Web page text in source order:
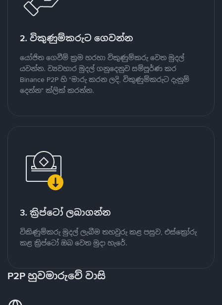
2. විකුණුම්කරුට ගෙවන්න
යෝජිත ගෙවීම් ක්‍රම හරහා විකුණුම්කරු වෙත මුදල්
යවන්න. ව්‍යවහාර මුදල් ගනුදෙනුව සම්පූර්ණ කර
Binance P2P හි "මාරු කරන ලදි, විකුණුම්කරුට දැනුම්
දෙන්න" ක්ලික් කරන්න.
3. ක්‍රිප්ටෝ ලබාගන්න
විකිණුම්කරු මුදල් ලැබීම තහවුරු කළ පසුව, එස්ක්‍රෝරු
කළ ක්‍රිප්ටෝ ඔබ වෙත මුදා හැරේ.
P2P හුවමාරුවේ වාසි